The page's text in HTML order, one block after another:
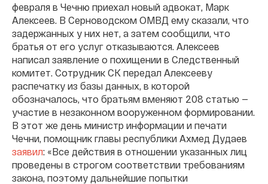
февраля в Чечню приехал новый адвокат, Марк
Алексеев. В Серноводском ОМВД ему сказали, что
задержанных у них нет, а затем сообщили, что
братья от его услуг отказываются. Алексеев
написал заявление о похищении в Следственный
комитет. Сотрудник СК передал Алексееву
распечатку из базы данных, в которой
обозначалось, что братьям вменяют 208 статью —
участие в незаконном вооруженном формировании.
В этот же день министр информации и печати
Чечни, помощник главы республики Ахмед Дудаев
заявил: «Все действия в отношении указанных лиц
проведены в строгом соответствии требованиям
закона, поэтому дальнейшие попытки